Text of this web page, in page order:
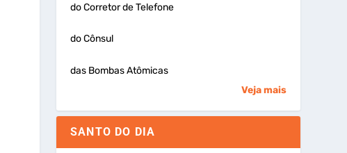
do Corretor de Telefone
do Cônsul
das Bombas Atômicas
Veja mais
SANTO DO DIA